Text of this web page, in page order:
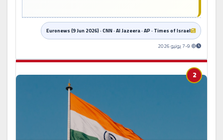
Euronews (9 Jun 2026) · CNN · Al Jazeera · AP · Times of Israel
🇱🇧 3,613 قتيلاً